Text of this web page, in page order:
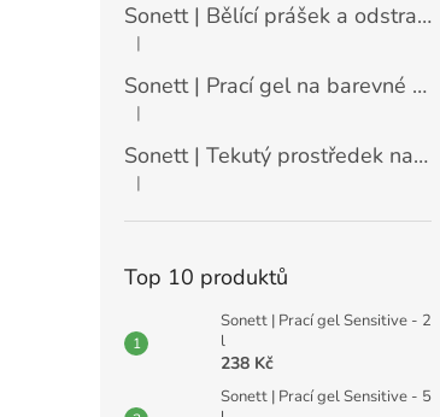
Sonett | Bělící prášek a odstraňovač skvrn - 900 g
Hodnocení produktu je 5 z 5 hvězdiček.
|
Sonett | Prací gel na barevné prádlo máta a citrón - 10 l
Hodnocení produktu je 5 z 5 hvězdiček.
|
Sonett | Tekutý prostředek na nádobí Sensitive - 10 l
Hodnocení produktu je 5 z 5 hvězdiček.
|
Top 10 produktů
Sonett | Prací gel Sensitive - 2
l
238 Kč
Sonett | Prací gel Sensitive - 5